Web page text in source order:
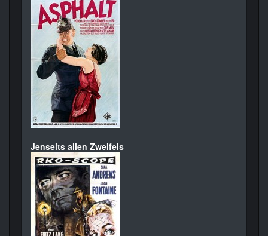
Jenseits allen Zweifels